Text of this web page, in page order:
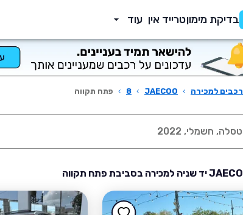
בדיקת מימוןטרייד אין עוד
רכבים למכירה ›
JAECOO
›
8
› פתח תקווה